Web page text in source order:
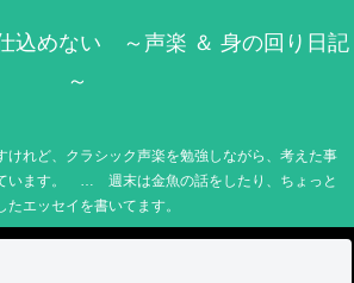
込めない ～声楽 ＆ 身の回り日記
～
けれど、クラシック声楽を勉強しながら、考えた事
います。 … 週末は金魚の話をしたり、ちょっと
たエッセイを書いてます。